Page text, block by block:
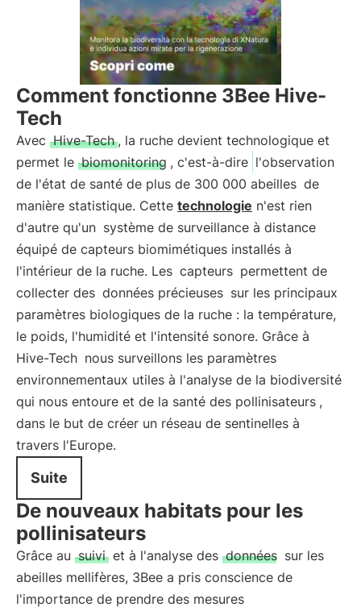
Comment fonctionne 3Bee Hive-
Tech
Avec Hive-Tech , la ruche devient technologique et
permet le biomonitoring , c'est-à-dire l'observation
de l'état de santé de plus de 300 000 abeilles de
manière statistique. Cette technologie n'est rien
d'autre qu'un système de surveillance à distance
équipé de capteurs biomimétiques installés à
l'intérieur de la ruche. Les capteurs permettent de
collecter des données précieuses sur les principaux
paramètres biologiques de la ruche : la température,
le poids, l'humidité et l'intensité sonore. Grâce à
Hive-Tech nous surveillons les paramètres
environnementaux utiles à l'analyse de la biodiversité
qui nous entoure et de la santé des pollinisateurs ,
dans le but de créer un réseau de sentinelles à
travers l'Europe.
Suite
De nouveaux habitats pour les
pollinisateurs
Grâce au suivi et à l'analyse des données sur les
abeilles mellifères, 3Bee a pris conscience de
l'importance de prendre des mesures